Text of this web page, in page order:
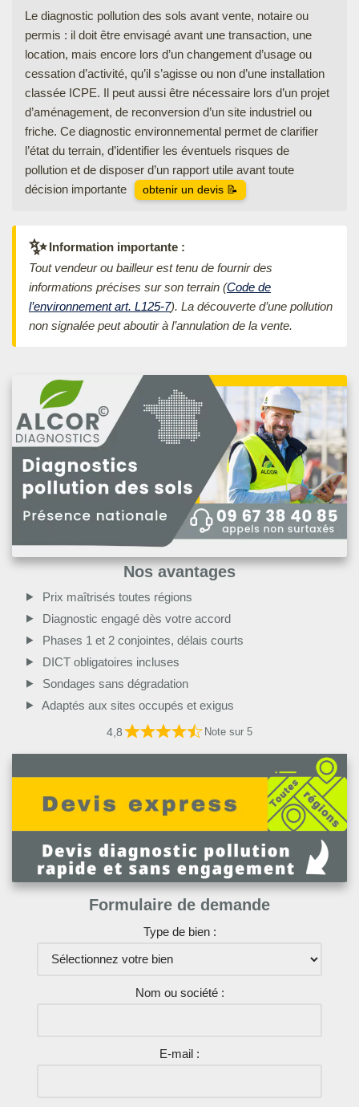
Le diagnostic pollution des sols avant vente, notaire ou
permis : il doit être envisagé avant une transaction, une
location, mais encore lors d’un changement d’usage ou
cessation d’activité, qu’il s’agisse ou non d’une installation
classée ICPE. Il peut aussi être nécessaire lors d’un projet
d’aménagement, de reconversion d’un site industriel ou
friche. Ce diagnostic environnemental permet de clarifier
l’état du terrain, d’identifier les éventuels risques de
pollution et de disposer d’un rapport utile avant toute
décision importante
obtenir un devis 📝
✨ Information importante :
Tout vendeur ou bailleur est tenu de fournir des
informations précises sur son terrain (Code de
l’environnement art. L125-7). La découverte d’une pollution
non signalée peut aboutir à l’annulation de la vente.
Nos avantages
Prix maîtrisés toutes régions
Diagnostic engagé dès votre accord
Phases 1 et 2 conjointes, délais courts
DICT obligatoires incluses
Sondages sans dégradation
Adaptés aux sites occupés et exigus
4,8 Note sur 5
Formulaire de demande
Type de bien :
Nom ou société :
E-mail :